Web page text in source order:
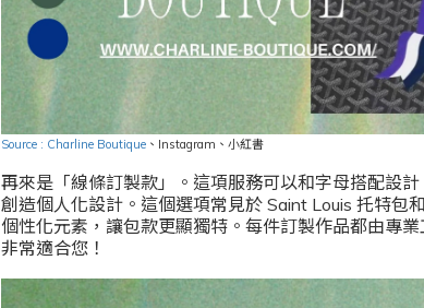
Source : Charline Boutique、 Instagram 、小紅書
再來是「線條訂製款」。這項服務可以和字母搭配設
創造個人化設計。這個選項常見於 Saint Louis 托特包
個性化元素，讓包款更顯獨特。每件訂製作品都由專
非常適合您！